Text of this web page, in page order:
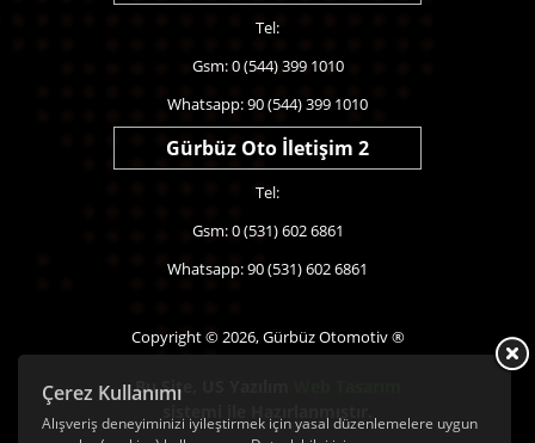
Çerez Kullanımı
Alışveriş deneyiminizi iyileştirmek için yasal düzenlemelere uygun
Tel:
Gsm: 0 (544) 399 1010
Whatsapp: 90 (544) 399 1010
Gürbüz Oto İletişim 2
Tel:
Gsm: 0 (531) 602 6861
Whatsapp: 90 (531) 602 6861
Copyright © 2026, Gürbüz Otomotiv ®
Bu Site,